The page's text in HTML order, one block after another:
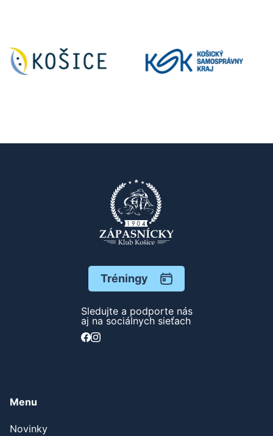
Tréningy
Sledujte a podporte nás
aj na sociálnych sieťach
Menu
Novinky